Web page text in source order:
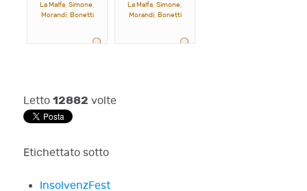
La Malfa, Simone,
Morandi, Bonetti
La Malfa, Simone,
Morandi, Bonetti
Letto 12882 volte
Etichettato sotto
InsolvenzFest